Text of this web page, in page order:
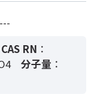
CAS RN ：
分子量 ：